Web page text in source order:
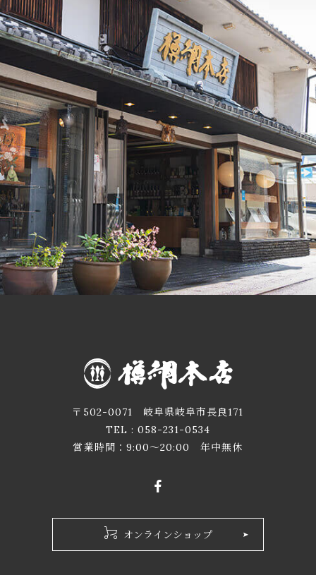
〒502-0071 岐阜県岐阜市長良171
TEL : 058-231-0534
営業時間：9:00～20:00 年中無休
オンラインショップ